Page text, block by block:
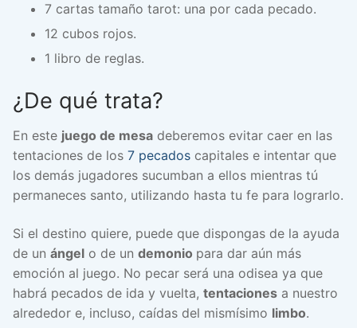
7 cartas tamaño tarot: una por cada pecado.
12 cubos rojos.
1 libro de reglas.
¿De qué trata?
En este juego de mesa deberemos evitar caer en las
tentaciones de los 7 pecados capitales e intentar que
los demás jugadores sucumban a ellos mientras tú
permaneces santo, utilizando hasta tu fe para lograrlo.
Si el destino quiere, puede que dispongas de la ayuda
de un ángel o de un demonio para dar aún más
emoción al juego. No pecar será una odisea ya que
habrá pecados de ida y vuelta, tentaciones a nuestro
alrededor e, incluso, caídas del mismísimo limbo.